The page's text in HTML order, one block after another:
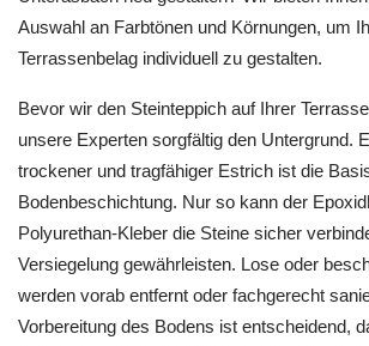
Auswahl an Farbtönen und Körnungen, um
Terrassenbelag individuell zu gestalten.
Bevor wir den Steinteppich auf Ihrer
unsere Experten sorgfältig den Untergrund.
trockener und tragfähiger Estrich ist die
Bodenbeschichtung. Nur so kann der
Polyurethan-Kleber die Steine sicher
Versiegelung gewährleisten. Lose oder
werden vorab entfernt oder fachgerecht
Vorbereitung des Bodens ist entscheidend,